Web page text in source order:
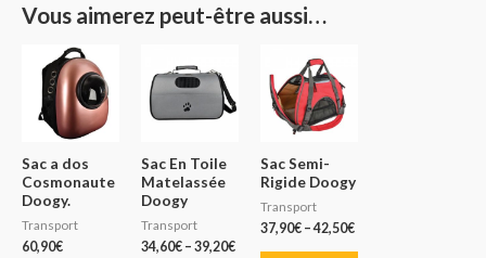
Vous aimerez peut-être aussi…
Sac a dos
Cosmonaute
Doogy.
Transport
60,90€
Sac En Toile
Matelassée
Doogy
Transport
34,60€– 39,20€
Sac Semi-
Rigide Doogy
Transport
37,90€–42,50€